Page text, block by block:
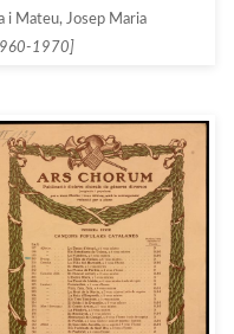
i Mateu, Josep Maria
1970]